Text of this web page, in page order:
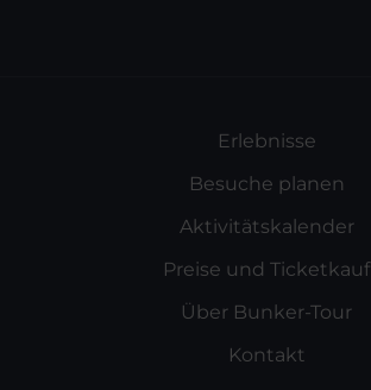
Erlebnisse
Besuche planen
Aktivitätskalender
Preise und Ticketkauf
Über Bunker-Tour
Kontakt